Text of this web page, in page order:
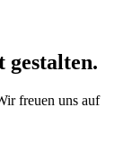
freuen uns auf